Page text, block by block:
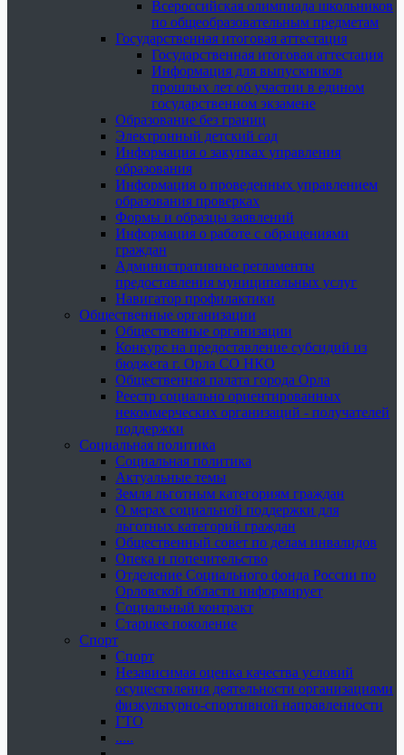
Всероссийская олимпиада школьников
по общеобразовательным предметам
Государственная итоговая аттестация
Государственная итоговая аттестация
Информация для выпускников
прошлых лет об участии в едином
государственном экзамене
Образование без границ
Электронный детский сад
Информация о закупках управления
образования
Информация о проведенных управлением
образования проверках
Формы и образцы заявлений
Информация о работе с обращениями
граждан
Административные регламенты
предоставления муниципальных услуг
Навигатор профилактики
Общественные организации
Общественные организации
Конкурс на предоставление субсидий из
бюджета г. Орла СО НКО
Общественная палата города Орла
Реестр социально ориентированных
некоммерческих организаций - получателей
поддержки
Социальная политика
Социальная политика
Актуальные темы
Земля льготным категориям граждан
О мерах социальной поддержки для
льготных категорий граждан
Общественный совет по делам инвалидов
Опека и попечительство
Отделение Социального фонда России по
Орловской области информирует
Социальный контракт
Старшее поколение
Спорт
Спорт
Независимая оценка качества условий
осуществления деятельности организациями
физкультурно-спортивной направленности
ГТО
.....